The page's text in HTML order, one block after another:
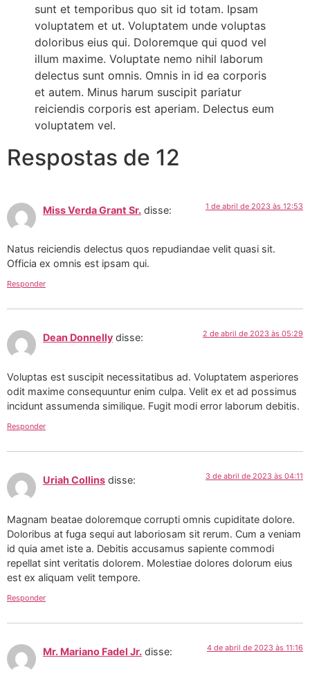
sunt et temporibus quo sit id totam. Ipsam
voluptatem et ut. Voluptatem unde voluptas
doloribus eius qui. Doloremque qui quod vel
illum maxime. Voluptate nemo nihil laborum
delectus sunt omnis. Omnis in id ea corporis
et autem. Minus harum suscipit pariatur
reiciendis corporis est aperiam. Delectus eum
voluptatem vel.
Respostas de 12
Miss Verda Grant Sr. disse: 1 de abril de 2023 às 12:53
Natus reiciendis delectus quos repudiandae velit quasi sit.
Officia ex omnis est ipsam qui.
Responder
Dean Donnelly disse: 2 de abril de 2023 às 05:29
Voluptas est suscipit necessitatibus ad. Voluptatem asperiores
odit maxime consequuntur enim culpa. Velit ex et ad possimus
incidunt assumenda similique. Fugit modi error laborum debitis.
Responder
Uriah Collins disse: 3 de abril de 2023 às 04:11
Magnam beatae doloremque corrupti omnis cupiditate dolore.
Doloribus at fuga sequi aut laboriosam sit rerum. Cum a veniam
id quia amet iste a. Debitis accusamus sapiente commodi
repellat sint veritatis dolorem. Molestiae dolores dolorum eius
est ex aliquam velit tempore.
Responder
Mr. Mariano Fadel Jr. disse: 4 de abril de 2023 às 11:16